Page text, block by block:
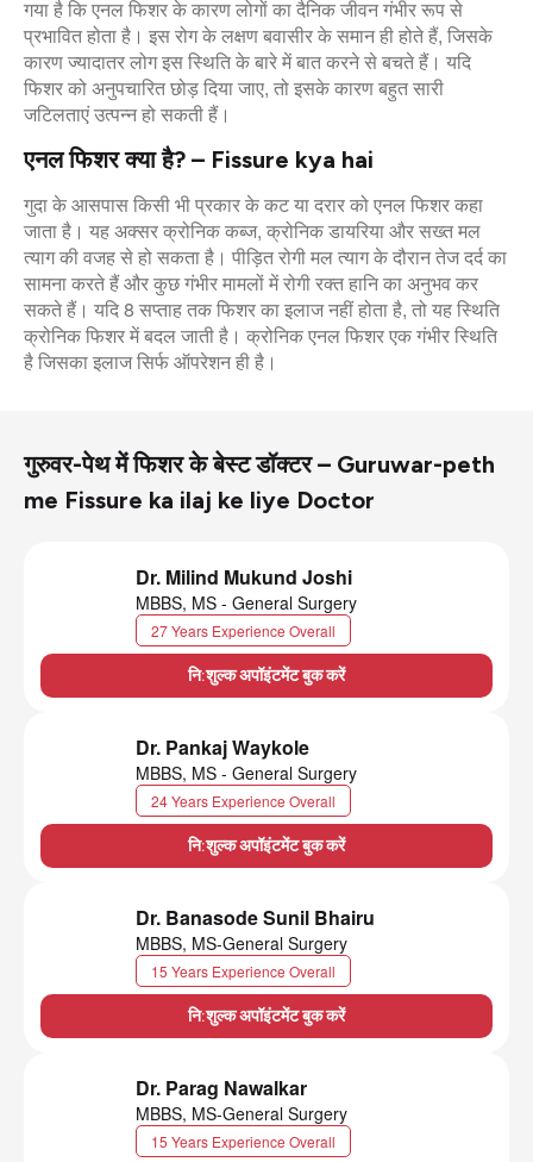
गया है कि एनल फिशर के कारण लोगों का दैनिक जीवन गंभीर रूप से
प्रभावित होता है। इस रोग के लक्षण बवासीर के समान ही होते हैं, जिसके
कारण ज्यादातर लोग इस स्थिति के बारे में बात करने से बचते हैं। यदि
फिशर को अनुपचारित छोड़ दिया जाए, तो इसके कारण बहुत सारी
जटिलताएं उत्पन्न हो सकती हैं।
एनल फिशर क्या है? – Fissure kya hai
गुदा के आसपास किसी भी प्रकार के कट या दरार को एनल फिशर कहा
जाता है। यह अक्सर क्रोनिक कब्ज, क्रोनिक डायरिया और सख्त मल
त्याग की वजह से हो सकता है। पीड़ित रोगी मल त्याग के दौरान तेज दर्द का
सामना करते हैं और कुछ गंभीर मामलों में रोगी रक्त हानि का अनुभव कर
सकते हैं। यदि 8 सप्ताह तक फिशर का इलाज नहीं होता है, तो यह स्थिति
क्रोनिक फिशर में बदल जाती है। क्रोनिक एनल फिशर एक गंभीर स्थिति
है जिसका इलाज सिर्फ ऑपरेशन ही है।
गुरुवर-पेथ में फिशर के बेस्ट डॉक्टर – Guruwar-peth
me Fissure ka ilaj ke liye Doctor
Dr. Milind Mukund Joshi
MBBS, MS - General Surgery
27 Years Experience Overall
नि:शुल्क अपॉइंटमेंट बुक करें
Dr. Pankaj Waykole
MBBS, MS - General Surgery
24 Years Experience Overall
नि:शुल्क अपॉइंटमेंट बुक करें
Dr. Banasode Sunil Bhairu
MBBS, MS-General Surgery
15 Years Experience Overall
नि:शुल्क अपॉइंटमेंट बुक करें
Dr. Parag Nawalkar
MBBS, MS-General Surgery
15 Years Experience Overall